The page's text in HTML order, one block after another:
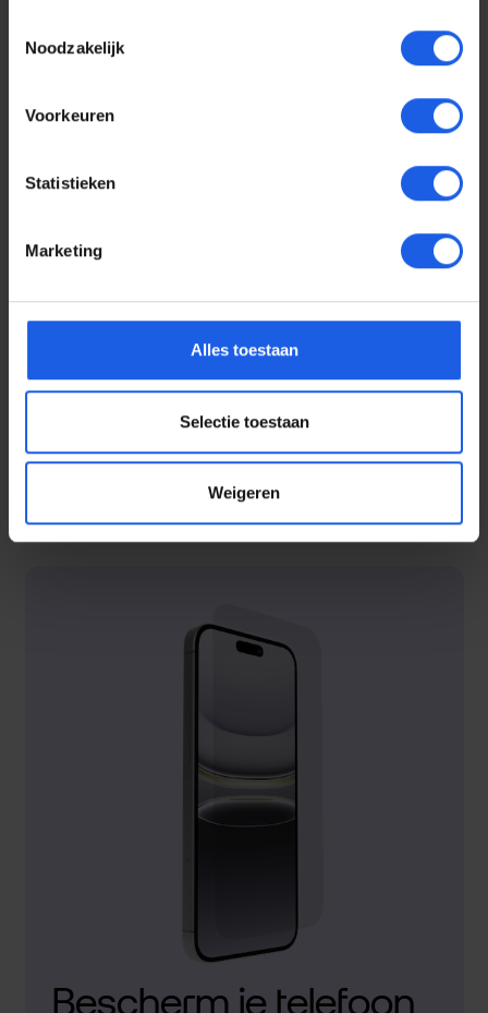
Noodzakelijk
Voorkeuren
Statistieken
Marketing
Alles toestaan
Selectie toestaan
Weigeren
Voor elke telefoon een
oortje
Bescherm je telefoon